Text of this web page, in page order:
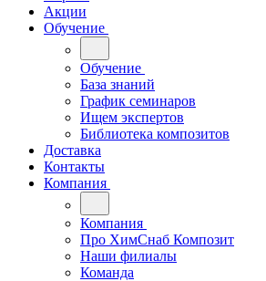
Акции
Обучение
Обучение
База знаний
График семинаров
Ищем экспертов
Библиотека композитов
Доставка
Контакты
Компания
Компания
Про ХимСнаб Композит
Наши филиалы
Команда